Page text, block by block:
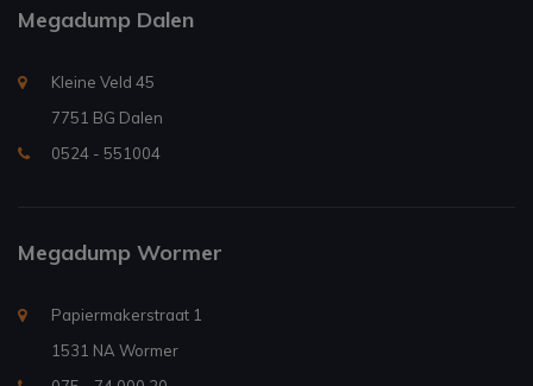
Megadump Dalen
Kleine Veld 45
7751 BG Dalen
0524 - 551004
Megadump Wormer
Papiermakerstraat 1
1531 NA Wormer